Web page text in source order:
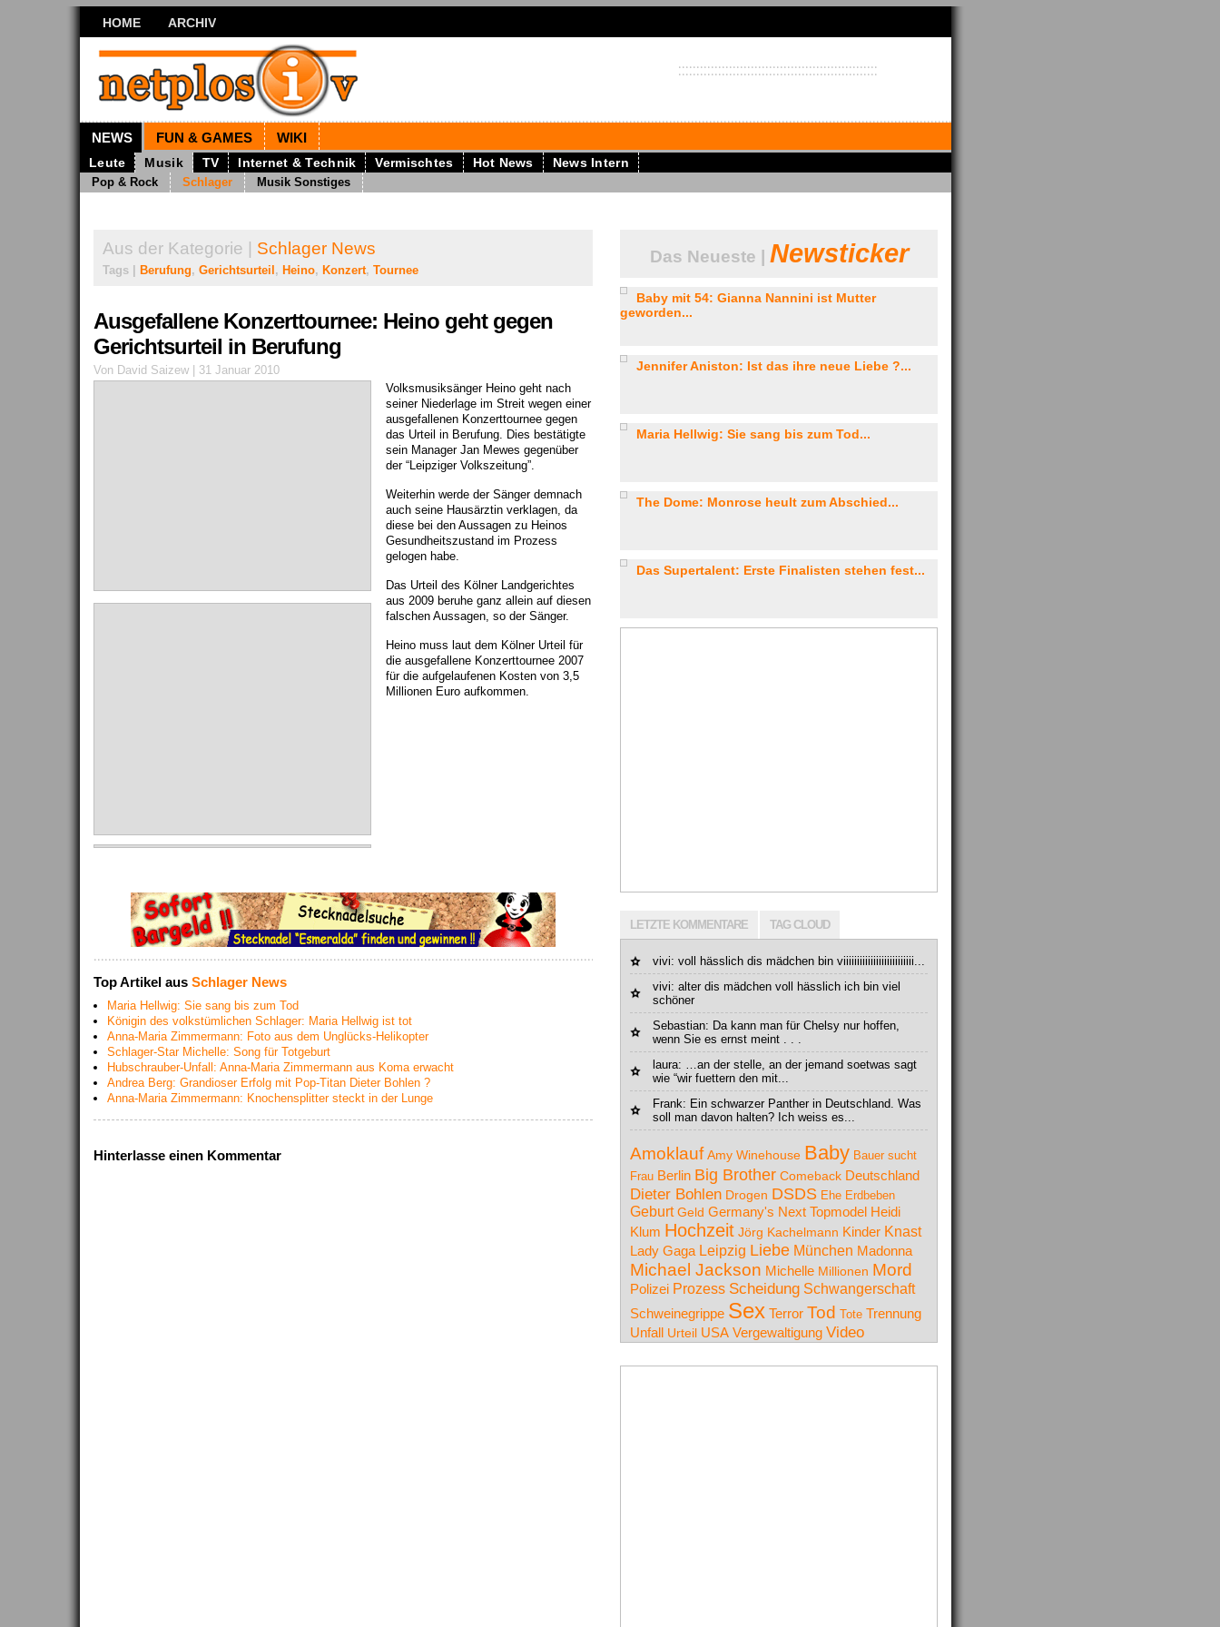
HOME ARCHIV
NEWS FUN & GAMES WIKI
Leute Musik TV Internet & Technik Vermischtes Hot News News Intern
Pop & Rock Schlager Musik Sonstiges
Aus der Kategorie | Schlager News
Tags | Berufung, Gerichtsurteil , Heino, Konzert, Tournee
Ausgefallene Konzerttournee: Heino geht gegen
Gerichtsurteil in Berufung
Von David Saizew | 31 Januar 2010
Volksmusiksänger Heino geht nach
seiner Niederlage im Streit wegen einer
ausgefallenen Konzerttournee gegen
das Urteil in Berufung. Dies bestätigte
sein Manager Jan Mewes gegenüber
der “Leipziger Volkszeitung”.
Weiterhin werde der Sänger demnach
auch seine Hausärztin verklagen, da
diese bei den Aussagen zu Heinos
Gesundheitszustand im Prozess
gelogen habe.
Das Urteil des Kölner Landgerichtes
aus 2009 beruhe ganz allein auf diesen
falschen Aussagen, so der Sänger.
Heino muss laut dem Kölner Urteil für
die ausgefallene Konzerttournee 2007
für die aufgelaufenen Kosten von 3,5
Millionen Euro aufkommen.
Top Artikel aus Schlager News
Maria Hellwig: Sie sang bis zum Tod
Königin des volkstümlichen Schlager: Maria Hellwig ist tot
Anna-Maria Zimmermann: Foto aus dem Unglücks-Helikopter
Schlager-Star Michelle: Song für Totgeburt
Hubschrauber-Unfall: Anna-Maria Zimmermann aus Koma erwacht
Andrea Berg: Grandioser Erfolg mit Pop-Titan Dieter Bohlen ?
Anna-Maria Zimmermann: Knochensplitter steckt in der Lunge
Hinterlasse einen Kommentar
Das Neueste | Newsticker
Baby mit 54: Gianna Nannini ist Mutter
geworden...
Jennifer Aniston: Ist das ihre neue Liebe ?...
Maria Hellwig: Sie sang bis zum Tod...
The Dome: Monrose heult zum Abschied...
Das Supertalent: Erste Finalisten stehen fest...
LETZTE KOMMENTARE TAG CLOUD
vivi: voll hässlich dis mädchen bin viiiiiiiiiiiiiiiiiiiiiiiiii...
vivi: alter dis mädchen voll hässlich ich bin viel
schöner
Sebastian: Da kann man für Chelsy nur hoffen,
wenn Sie es ernst meint . . .
laura: …an der stelle, an der jemand soetwas sagt
wie “wir fuettern den mit...
Frank: Ein schwarzer Panther in Deutschland. Was
soll man davon halten? Ich weiss es...
Amoklauf Amy Winehouse Baby Bauer sucht
Frau Berlin Big Brother Comeback Deutschland
Dieter Bohlen Drogen DSDS Ehe Erdbeben
Geburt Geld Germany's Next Topmodel Heidi
Klum Hochzeit Jörg Kachelmann Kinder Knast
Lady Gaga Leipzig Liebe München Madonna
Michael Jackson Michelle Millionen Mord
Polizei Prozess Scheidung Schwangerschaft
Schweinegrippe Sex Terror Tod Tote Trennung
Unfall Urteil USA Vergewaltigung Video